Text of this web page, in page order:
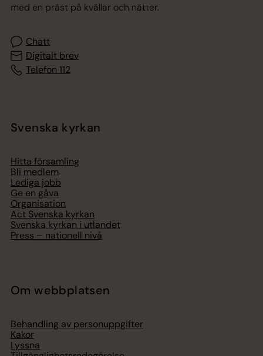
med en präst på kvällar och nätter.
Chatt
Digitalt brev
Telefon 112
Svenska kyrkan
Hitta församling
Bli medlem
Lediga jobb
Ge en gåva
Organisation
Act Svenska kyrkan
Svenska kyrkan i utlandet
Press – nationell nivå
Om webbplatsen
Behandling av personuppgifter
Kakor
Lyssna